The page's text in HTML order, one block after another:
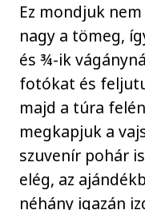
Ez mondjuk
nagy a tömeg,
és ¾-ik
fotókat és
majd a túra
megkapjuk a
szuvenír pohár
elég, az
néhány igazán